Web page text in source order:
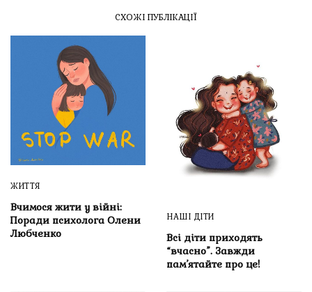
СХОЖІ ПУБЛІКАЦІЇ
ЖИТТЯ
Вчимося жити у війні:
Поради психолога Олени
Любченко
НАШІ ДІТИ
Всі діти приходять
“вчасно”. Завжди
пам’ятайте про це!